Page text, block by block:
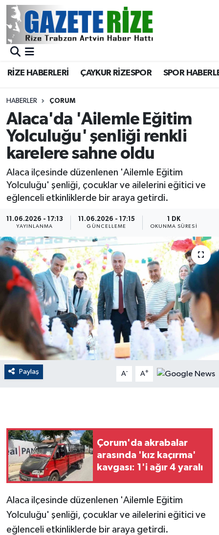
RİZE HABERLERİ ÇAYKUR RİZESPOR SPOR
HABERLER ÇORUM
Alaca'da 'Ailemle Eğitim
Yolculuğu' şenliği renkli
karelere sahne oldu
Alaca ilçesinde düzenlenen 'Ailemle Eğitim
Yolculuğu' şenliği, çocuklar ve ailelerini eğitici ve
eğlenceli etkinliklerde bir araya getirdi.
11.06.2026 - 17:13
YAYINLANMA
11.06.2026 - 17:15
GÜNCELLEME
1 DK
OKUNMA SÜRESI
Paylaş A- A+
Çorum'da akrabalar
arasında 'kız kaçırma'
kavgası: 1'i ağır 4 yaralı
Alaca ilçesinde düzenlenen 'Ailemle Eğitim
Yolculuğu' şenliği, çocuklar ve ailelerini eğitici ve
eğlenceli etkinliklerde bir araya getirdi.
BÖLGEMİZ
Asayiş
Rize Jandarma Komutanlığı
Bilim Teknoloji
Advertising news
ÇEVRE
Dış Haberler
Dünya
EĞİTİM
EKONOMİ
English News
Gayrimenkul
GENEL
Güvenlik
Merkez Nöbetçi Eczaneler
Merkez Trafik Yoğunluk Haritası
Süper Lig Puan Durumu ve Fikstür
Tüm Manşetler
Haber Arşivi